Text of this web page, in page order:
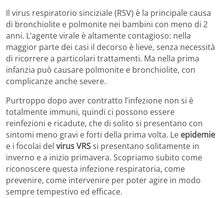
Il virus respiratorio sinciziale (RSV) è la principale causa
di bronchiolite e polmonite nei bambini con meno di 2
anni. L’agente virale è altamente contagioso: nella
maggior parte dei casi il decorso è lieve, senza necessità
di ricorrere a particolari trattamenti. Ma nella prima
infanzia può causare polmonite e bronchiolite, con
complicanze anche severe.
Purtroppo dopo aver contratto l’infezione non si è
totalmente immuni, quindi ci possono essere
reinfezioni e ricadute, che di solito si presentano con
sintomi meno gravi e forti della prima volta. Le epidemie
e i focolai del virus VRSsi presentano solitamente in
inverno e a inizio primavera. Scopriamo subito come
riconoscere questa infezione respiratoria, come
prevenire, come intervenire per poter agire in modo
sempre tempestivo ed efficace.